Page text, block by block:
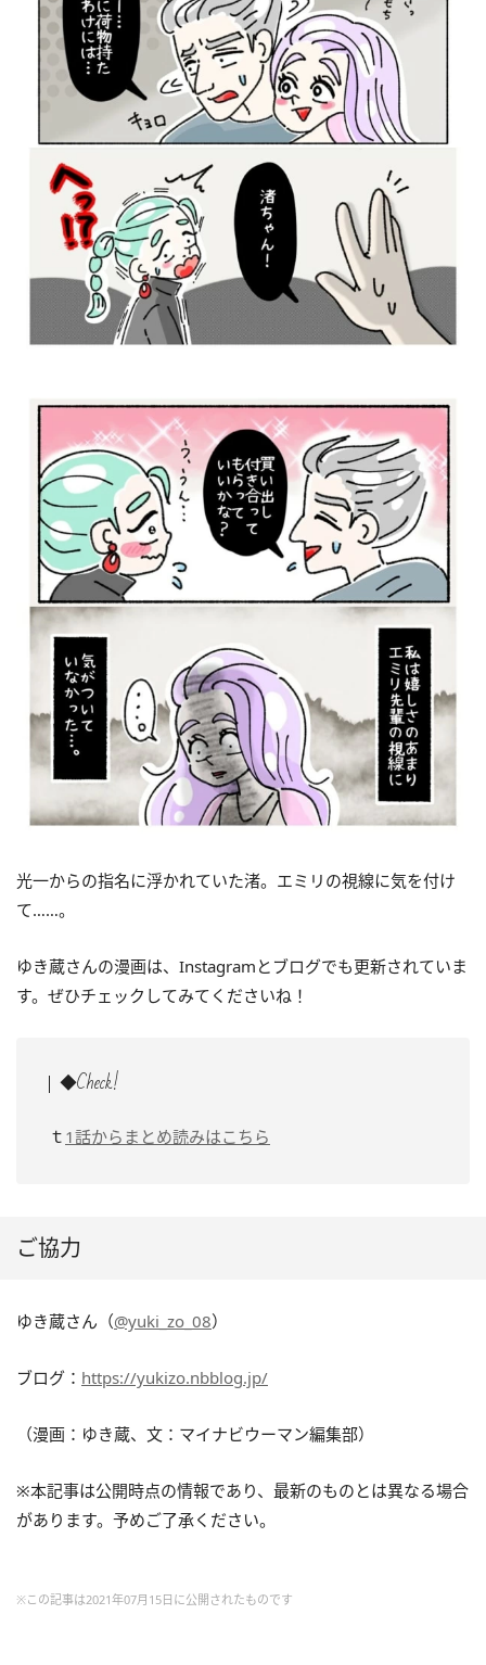
光一からの指名に浮かれていた渚。エミリの視線に気を付け
て……。
ゆき蔵さんの漫画は、Instagramとブログでも更新されていま
す。ぜひチェックしてみてくださいね！
◆Check!
ｔ 1話からまとめ読みはこちら
ご協力
ゆき蔵さん（@yuki_zo_08）
ブログ： https://yukizo.nbblog.jp/
（漫画：ゆき蔵、文：マイナビウーマン編集部）
※本記事は公開時点の情報であり、最新のものとは異なる場合
があります。予めご了承ください。
※この記事は2021年07月15日に公開されたものです